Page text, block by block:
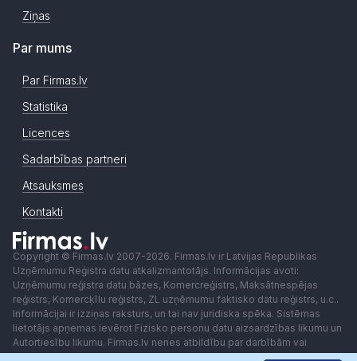
Ziņas
Par mums
Par Firmas.lv
Statistika
Licences
Sadarbības partneri
Atsauksmes
Kontakti
Copyright © Firmas.lv 2007-2026. Firmas.lv ir Latvijas Republikas
Uzņēmumu Reģistra datu atkalizmantotājs. Informācijas avoti:
Uzņēmumu reģistra datu bāzes, Komercreģistrs, Maksātnespējas
reģistrs, Komercķīlu reģistrs, ZL uzņēmumu faktisko datu reģistrs, u.c..
Informācijai ir izziņas raksturs, un tai nav juridiska spēka. Sistēmas
lietotājs apņemas ievērot Fizisko personu datu aizsardzības likumu un
Autortiesību likumu. Firmas.lv nenes atbildību par darbībām vai
lēmumiem, kas balstīti uz saņemto pakalpojumu. Lietotājam aizliegts